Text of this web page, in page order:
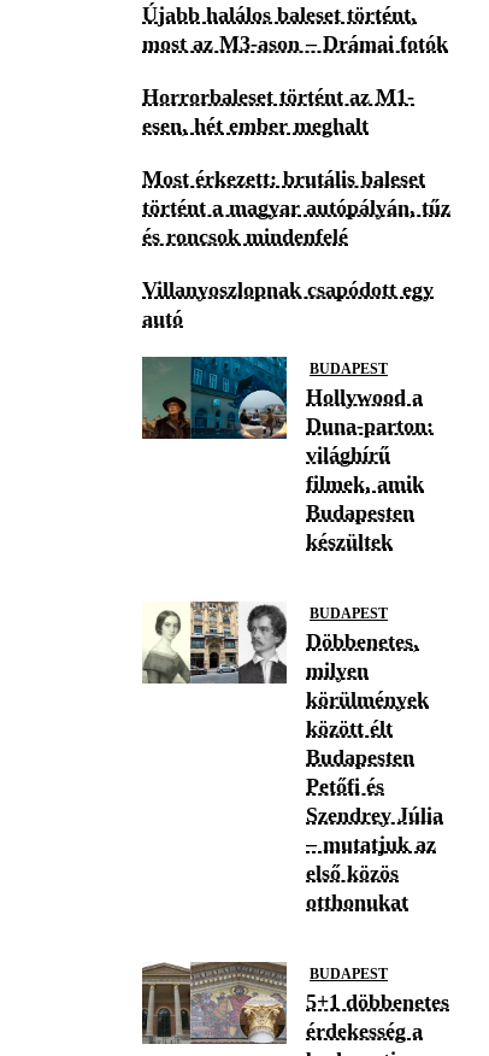
Újabb halálos baleset történt,
most az M3-ason – Drámai fotók
Horrorbaleset történt az M1-
esen, hét ember meghalt
Most érkezett: brutális baleset
történt a magyar autópályán, tűz
és roncsok mindenfelé
Villanyoszlopnak csapódott egy
autó
BUDAPEST
Hollywood a
Duna-parton:
világhírű
filmek, amik
Budapesten
készültek
BUDAPEST
Döbbenetes,
milyen
körülmények
között élt
Budapesten
Petőfi és
Szendrey Júlia
– mutatjuk az
első közös
otthonukat
BUDAPEST
5+1 döbbenetes
érdekesség a